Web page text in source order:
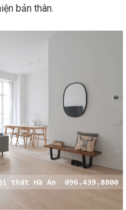
bản thân.